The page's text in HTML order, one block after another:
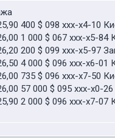
400 $ 098 xxx-x4-10
1 000 $ 067 xxx-x5-
200 $ 099 xxx-x5-97
4 000 $ 096 xxx-x6-
735 $ 096 xxx-x7-50
57 000 $ 095 xxx-x0-
2 000 $ 096 xxx-x7-